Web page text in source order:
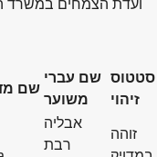
שם
שם עברי
משוער
סטטוס
זיהוי
אבליה
רבת
זוהה